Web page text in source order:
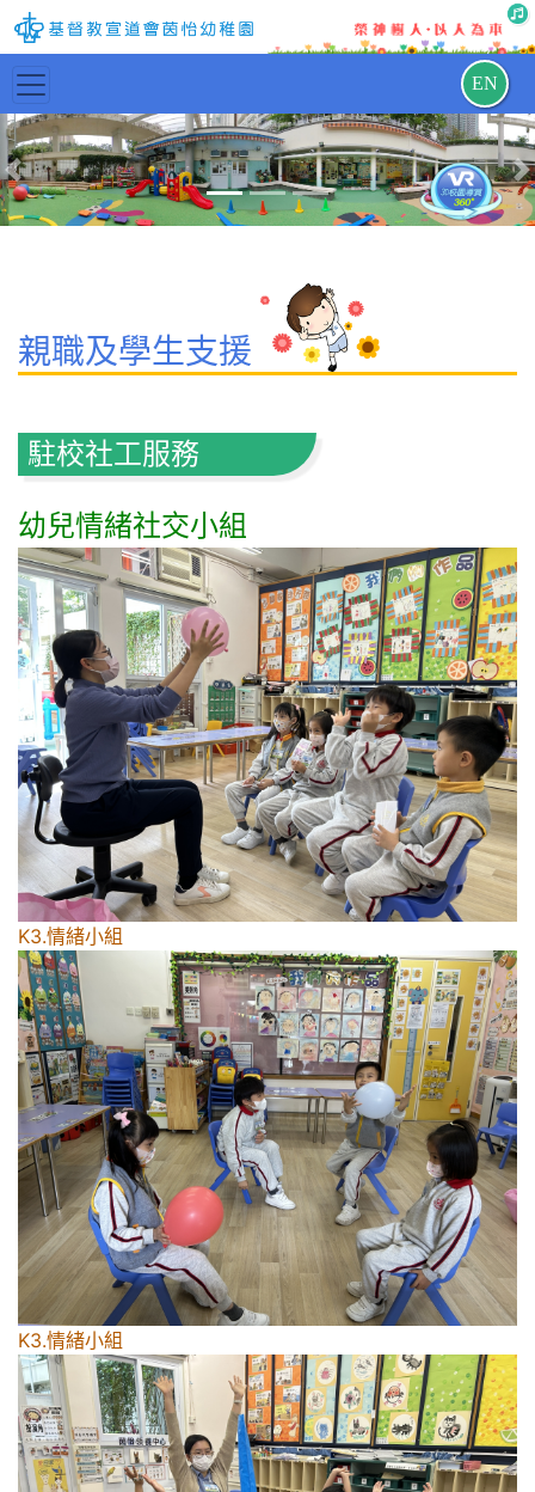
EN
Previous
親職及學生支援
駐校社工服務
幼兒情緒社交小組
K3.情緒小組
K3.情緒小組